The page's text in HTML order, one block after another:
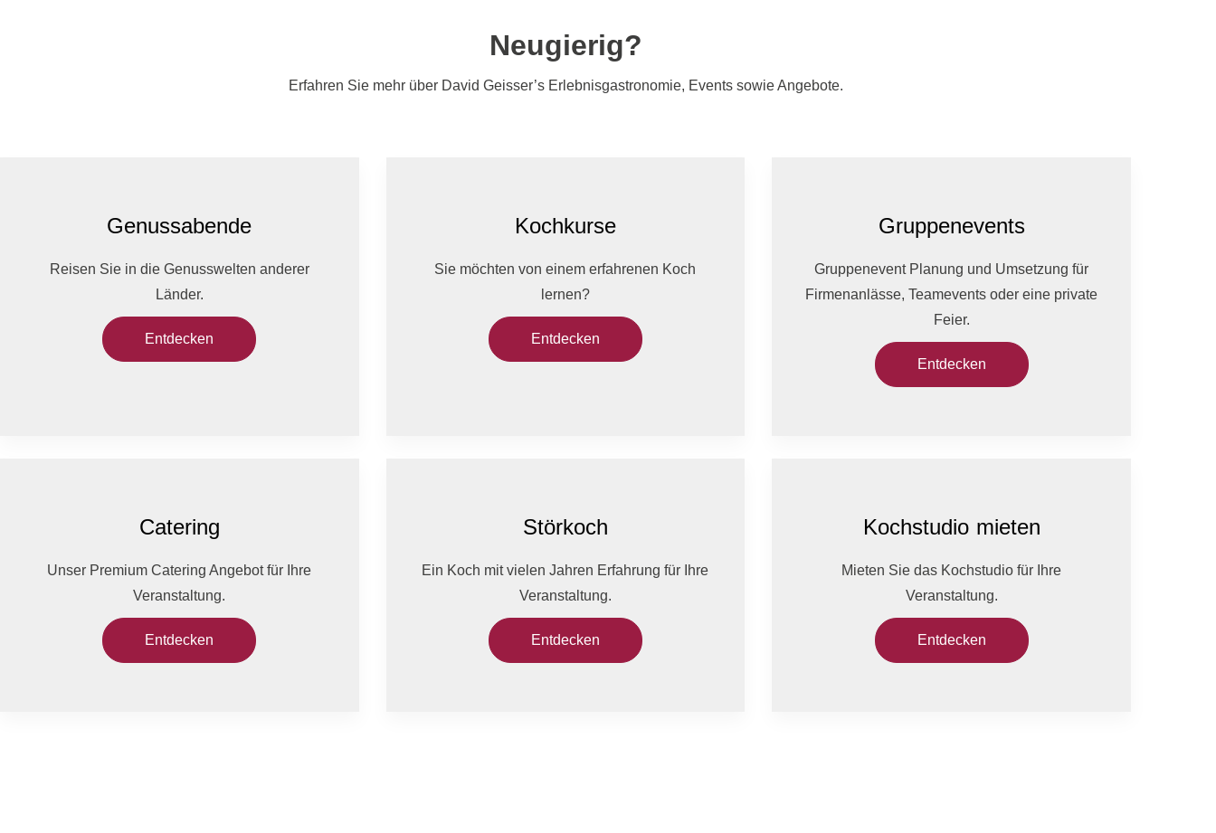
Neugierig?
Erfahren Sie mehr über David Geisser’s Erlebnisgastronomie, Events sowie Angebote.
Genussabende
Reisen Sie in die Genusswelten anderer
Länder.
Entdecken
Kochkurse
Sie möchten von einem erfahrenen Koch
lernen?
Entdecken
Gruppenevents
Gruppenevent Planung und Umsetzung für
Firmenanlässe, Teamevents oder eine private
Feier.
Entdecken
Catering
Unser Premium Catering Angebot für Ihre
Veranstaltung.
Entdecken
Störkoch
Ein Koch mit vielen Jahren Erfahrung für Ihre
Veranstaltung.
Entdecken
Kochstudio mieten
Mieten Sie das Kochstudio für Ihre
Veranstaltung.
Entdecken